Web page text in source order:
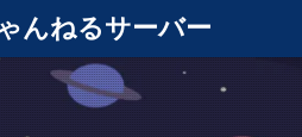
んねるサーバー